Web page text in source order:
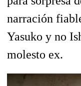
narración
Yasuko y no
molesto ex.